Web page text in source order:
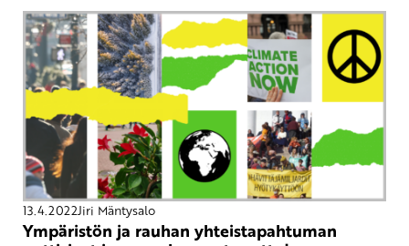
13.4.2022Jiri Mäntysalo
Ympäristön ja rauhan yhteistapahtuman